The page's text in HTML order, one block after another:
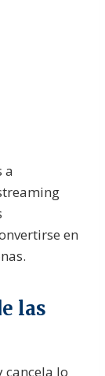
a
en
las
cancela lo